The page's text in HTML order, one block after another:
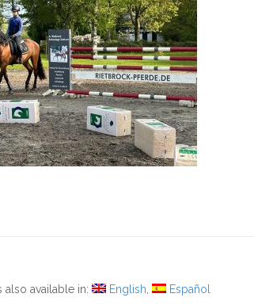
also available in: English Español